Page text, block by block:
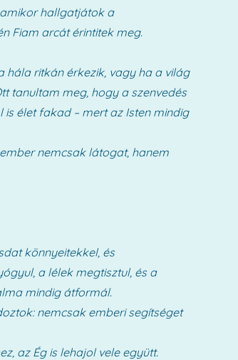
hallgatjátok a
Fiam arcát érintitek meg.
hála ritkán érkezik, vagy ha a világ
tanultam meg, hogy a szenvedés
élet fakad – mert az Isten mindig
nemcsak látogat, hanem
könnyeitekkel, és
a lélek megtisztul, és a
mindig átformál.
nemcsak emberi segítséget
az Ég is lehajol vele együtt.